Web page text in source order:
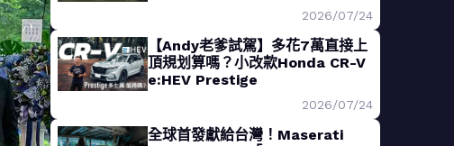
2026/07/24
【Andy老爹試駕】多花7萬直接上
頂規划算嗎？小改款Honda CR-V
e:HEV Prestige
2026/07/24
全球首發獻給台灣！Maserati